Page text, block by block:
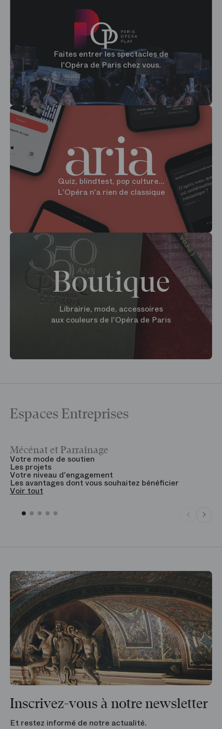
Faites entrer les spectacles de
l'Opéra de Paris chez vous.
Quiz, blindtest, pop culture...
L'Opéra n'a rien de classique
Boutique
Librairie, mode, accessoires
aux couleurs de l'Opéra de Paris
Espaces Entreprises
Mécénat et Parrainage
Votre mode de soutien
Les projets
Votre niveau d'engagement
Les avantages dont vous souhaitez bénéficier
Voir tout
Inscrivez-vous à notre newsletter
Et restez informé de notre actualité.